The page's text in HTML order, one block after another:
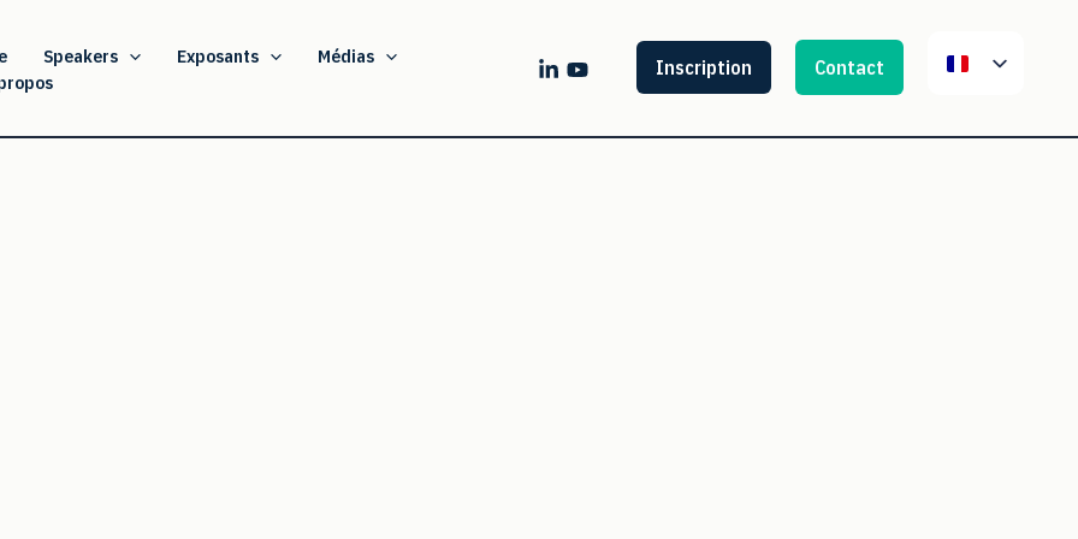
Speakers Exposants
Médias
Inscription Contact